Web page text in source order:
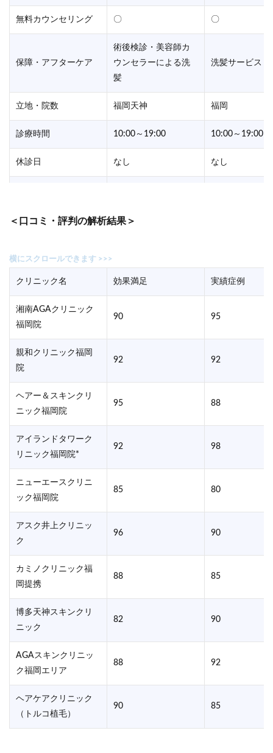
無料カウンセリング 〇 〇
保障・アフターケア
術後検診・美容師カ
ウンセラーによる洗
髪
洗髪サービス
立地・院数 福岡天神 福岡
診療時間 10:00～19:00 10:00～19:00
休診日 なし なし
公式サイト
＜口コミ・評判の解析結果＞
クリニック名 効果満足 実績症例
湘南AGAクリニック
福岡院
90 95
親和クリニック福岡
院
92 92
ヘアー＆スキンクリ
ニック福岡院
95 88
アイランドタワーク
リニック福岡院*
92 98
ニューエースクリニ
ック福岡院
85 80
アスク井上クリニッ
ク
96 90
カミノクリニック福
岡提携
88 85
博多天神スキンクリ
ニック
82 90
AGAスキンクリニッ
ク福岡エリア
88 92
ヘアケアクリニック
（トルコ植毛）
90 85